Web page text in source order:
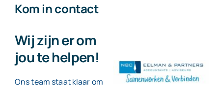
Kom in contact
Wij zijn er om
jou te helpen!
Ons team staat klaar om